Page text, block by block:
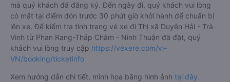
mà quý khách đã đăng ký. Đến ngày đi, quý khách vui lòng
có mặt tại điểm đón trước 30 phút giờ khởi hành để chuẩn bị
lên xe. Để kiểm tra tình trạng vé xe đi Thị xã Duyên Hải - Trà
Vinh từ Phan Rang-Tháp Chàm - Ninh Thuận đã đặt, quý
khách vui lòng truy cập https://vexere.com/vi-
VN/booking/ticketinfo
Xem hướng dẫn chi tiết, minh họa bằng hình ảnh tại đây.